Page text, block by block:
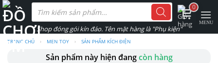
Skip
to
content
Tìm
kiếm
phẩm
TRANG CHỦ › MEN TOY › SẢN PHẨM KÍCH ĐIỆN
Sản phẩm này hiện đangcòn hàng
0